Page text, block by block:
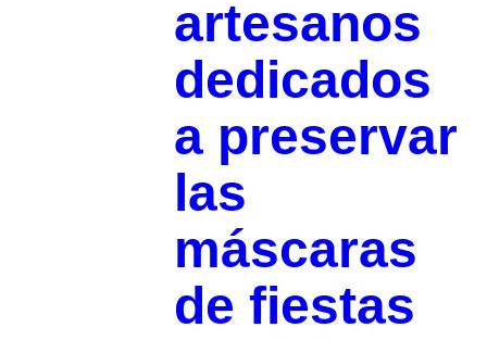
artesanos
dedicados
a preservar
las
máscaras
de fiestas